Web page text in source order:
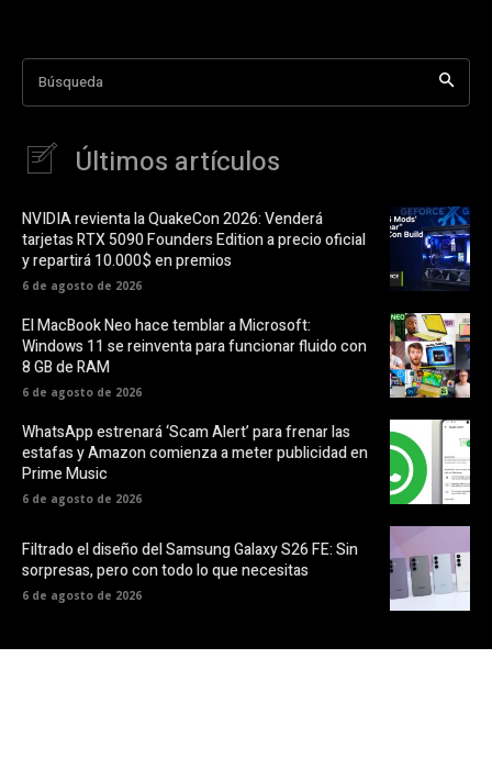
Búsqueda
Últimos artículos
NVIDIA revienta la QuakeCon 2026: Venderá
tarjetas RTX 5090 Founders Edition a precio oficial
y repartirá 10.000$ en premios
6 de agosto de 2026
El MacBook Neo hace temblar a Microsoft:
Windows 11 se reinventa para funcionar fluido con
8 GB de RAM
6 de agosto de 2026
WhatsApp estrenará ‘Scam Alert’ para frenar las
estafas y Amazon comienza a meter publicidad en
Prime Music
6 de agosto de 2026
Filtrado el diseño del Samsung Galaxy S26 FE: Sin
sorpresas, pero con todo lo que necesitas
6 de agosto de 2026